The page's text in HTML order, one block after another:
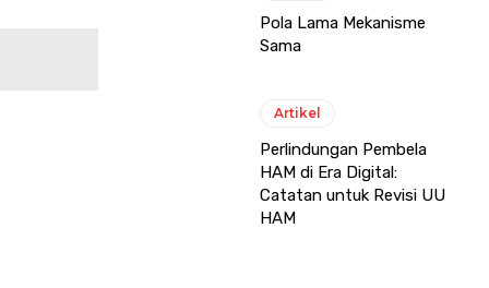
Pola Lama Mekanisme
Sama
Artikel
Perlindungan Pembela
HAM di Era Digital:
Catatan untuk Revisi UU
HAM